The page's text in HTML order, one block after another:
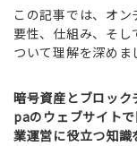
この記事では、オ
要性、仕組み、そ
ついて理解を深めま
暗号資産とブロッ
paのウェブサイト
業運営に役立つ知識